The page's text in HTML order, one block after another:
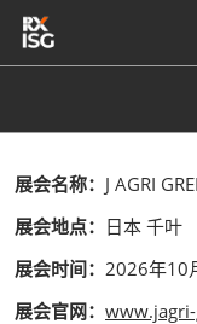
直
接
跳
至
容
展会名称： J AGRI
展会地点： 日本 千叶
展会时间： 2026年10
展会官网：